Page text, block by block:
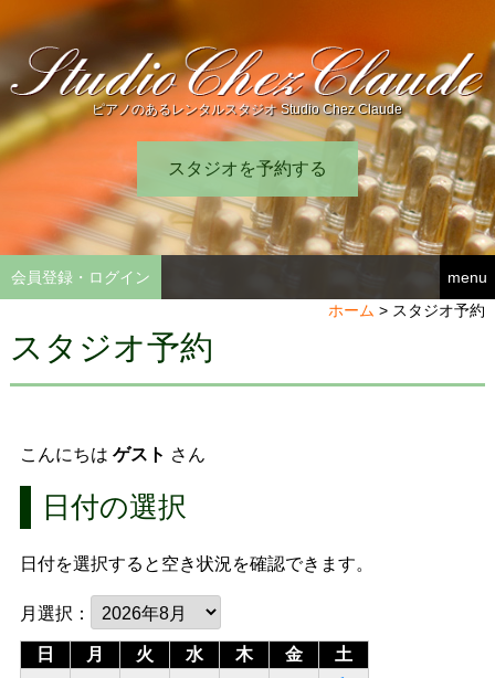
ピアノのあるレンタルスタジオ Studio Chez Claude
スタジオを予約する
会員登録・ログイン
menu
ホーム > スタジオ予約
スタジオ予約
こんにちは ゲスト さん
日付の選択
日付を選択すると空き状況を確認できます。
月選択：
日 月 火 水 木 金 土